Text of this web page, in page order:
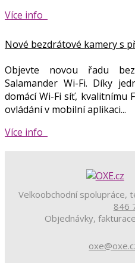
Více info
Nové bezdrátové kamery s
Objevte novou řadu
Salamander Wi-Fi. Díky
domácí Wi-Fi síť, kvalitnímu
ovládání v mobilní aplikaci...
Více info
Velkoobchodní spolupráce,
846
Objednávky,